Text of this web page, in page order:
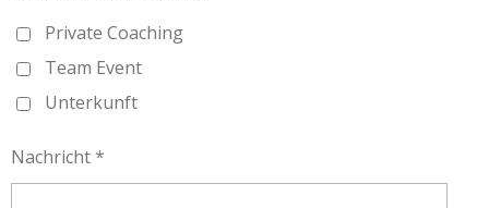
Private Coaching
Team Event
Unterkunft
Nachricht *